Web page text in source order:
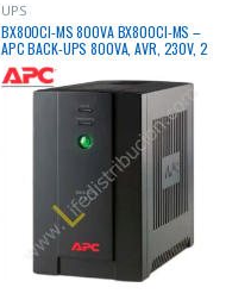
UPS
BX800CI-MS 800VA BX800CI-MS –
APC BACK-UPS 800VA, AVR, 230V, 2
TOMAS C13, 4 TOMAS UNIVERSALES